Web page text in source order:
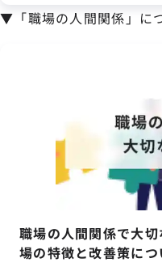
▼「職場の人間関係」に
職場の人間関係で大
場の特徴と改善策に